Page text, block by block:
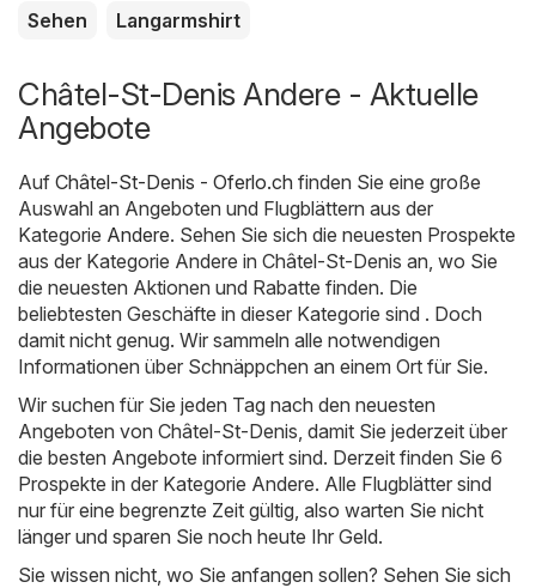
Sehen
Langarmshirt
Châtel-St-Denis Andere - Aktuelle
Angebote
Auf Châtel-St-Denis - Oferlo.ch finden Sie eine große
Auswahl an Angeboten und Flugblättern aus der
Kategorie Andere. Sehen Sie sich die neuesten Prospekte
aus der Kategorie Andere in Châtel-St-Denis an, wo Sie
die neuesten Aktionen und Rabatte finden. Die
beliebtesten Geschäfte in dieser Kategorie sind . Doch
damit nicht genug. Wir sammeln alle notwendigen
Informationen über Schnäppchen an einem Ort für Sie.
Wir suchen für Sie jeden Tag nach den neuesten
Angeboten von Châtel-St-Denis, damit Sie jederzeit über
die besten Angebote informiert sind. Derzeit finden Sie 6
Prospekte in der Kategorie Andere. Alle Flugblätter sind
nur für eine begrenzte Zeit gültig, also warten Sie nicht
länger und sparen Sie noch heute Ihr Geld.
Sie wissen nicht, wo Sie anfangen sollen? Sehen Sie sich